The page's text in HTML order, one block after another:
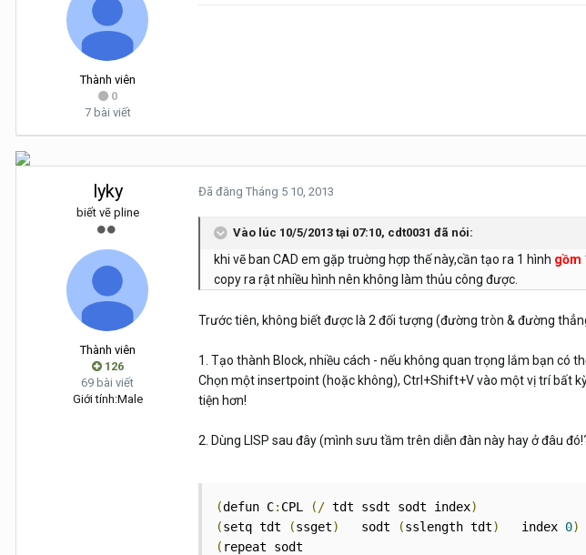
Thành viên
0
7 bài viết
lyky
biết vẽ pline
Thành viên
126
69 bài viết
Giới tính:Male
Đã đăng Tháng 5 10, 2013
Vào lúc 10/5/2013 tại 07:10, cdt0031 đã nói:
khi vẽ ban CAD em gặp truờng hợp thế này,cần tạo ra 1 hình gồm
copy ra rật nhiều hình nên không làm thủu công được.
Trước tiên, không biết được là 2 đối tượng (đường tròn & đường
1. Tạo thành Block, nhiều cách - nếu không quan trọng lắm bạn có
Chọn một insertpoint (hoặc không), Ctrl+Shift+V vào một vị trí bất
tiện hơn!
2. Dùng LISP sau đây (mình sưu tầm trên diễn đàn này hay ở đâu
(defun C: CPL (/ tdt ssdt sodt index)
(setq tdt (ssget) sodt (sslength tdt) index 0)
(